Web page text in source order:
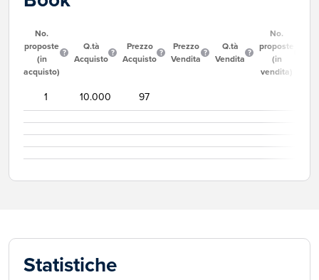
No.
proposte
(in
acquisto)
Q.tà
Acquisto
Prezzo
Acquisto
Prezzo
Vendita
Q.tà
Vendita
No.
proposte
(in
vendita)
1 10.000 97
Statistiche